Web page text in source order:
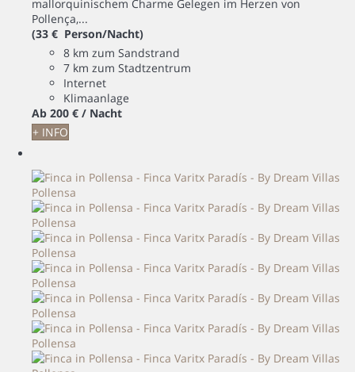
mallorquinischem Charme Gelegen im Herzen von
Pollença,...
(33 € Person/Nacht)
8 km zum Sandstrand
7 km zum Stadtzentrum
Internet
Klimaanlage
Ab 200 € / Nacht
+ INFO